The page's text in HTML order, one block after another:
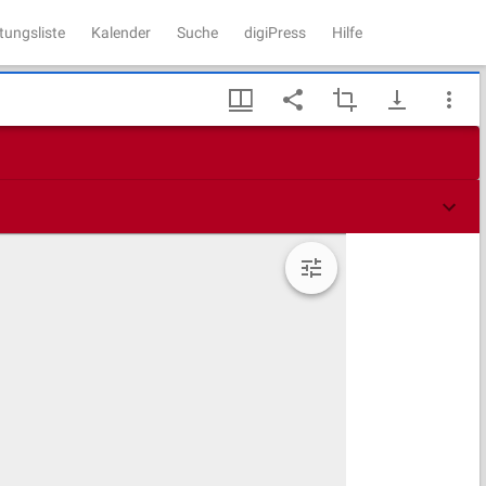
Kalender Suche digiPress Hilfe